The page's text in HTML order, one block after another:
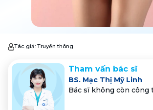
Tác giả: Truyền thông
Tham vấn bác sĩ
BS. Mạc Thị Mỹ Linh
Bác sĩ không còn công